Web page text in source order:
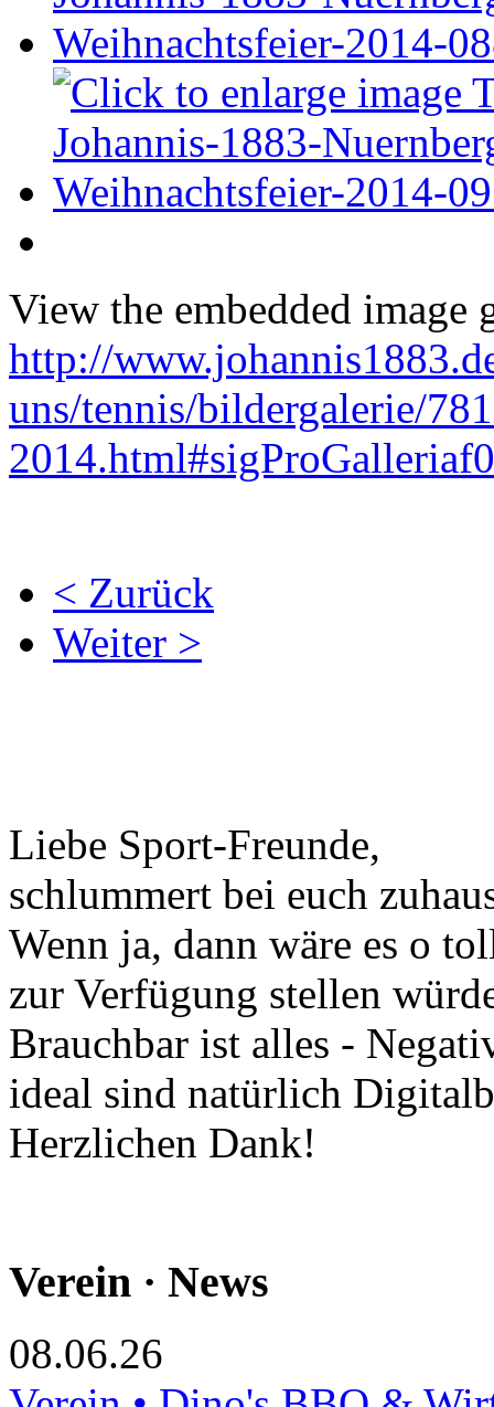
View the embedded image
http://
uns/tennis/bildergalerie/
< Zurück
Weiter >
Liebe Sport-Freunde,
schlummert bei euch
Wenn ja, dann wäre es o
zur Verfügung stellen
Brauchbar ist alles -
ideal sind natürlich
Herzlichen Dank!
Verein · News
08.06.26